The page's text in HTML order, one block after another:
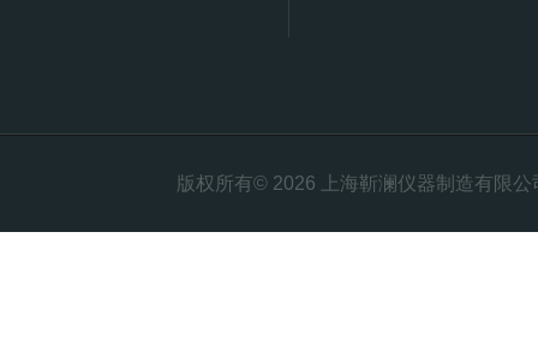
版权所有© 2026 上海靳澜仪器制造有限